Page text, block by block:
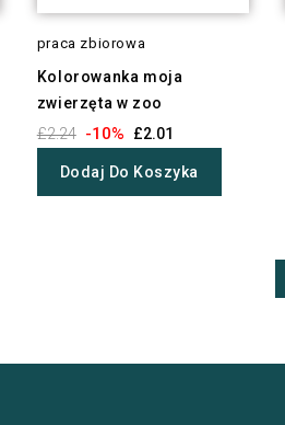
praca zbiorowa
Kolorowanka moja
zwierzęta w zoo
£2.24 -10% £2.01
Dodaj Do Koszyka